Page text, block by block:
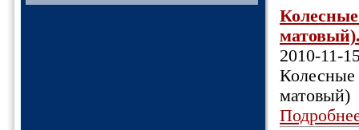
2010-11-
Колесные
матовый)